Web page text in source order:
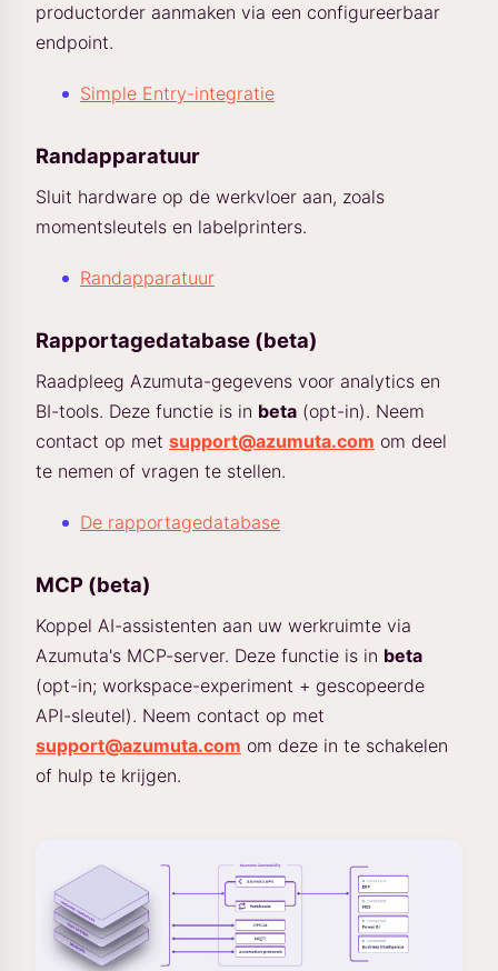
productorder aanmaken via een configureerbaar
endpoint.
Simple Entry-integratie
Randapparatuur
Sluit hardware op de werkvloer aan, zoals
momentsleutels en labelprinters.
Randapparatuur
Rapportagedatabase (beta)
Raadpleeg Azumuta-gegevens voor analytics en
BI-tools. Deze functie is in beta (opt-in). Neem
contact op met support@azumuta.com om deel
te nemen of vragen te stellen.
De rapportagedatabase
MCP (beta)
Koppel AI-assistenten aan uw werkruimte via
Azumuta's MCP-server. Deze functie is in beta
(opt-in; workspace-experiment + gescopeerde
API-sleutel). Neem contact op met
support@azumuta.com om deze in te schakelen
of hulp te krijgen.